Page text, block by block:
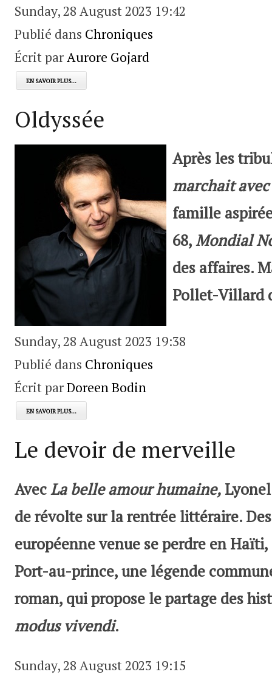
Sunday, 28 August 2023 19:42
Publié dans Chroniques
Écrit par Aurore Gojard
EN SAVOIR PLUS...
Oldyssée
Après les
marchait
famille
68,Mondial
des affaires.
Pollet-Villard
Sunday, 28 August 2023 19:38
Publié dans Chroniques
Écrit parDoreen Bodin
EN SAVOIR PLUS...
Le devoir de merveille
Avec La belle amour humaine,
de révolte sur la rentrée littéraire.
européenne venue se perdre en
Port-au-prince, une légende
roman, qui propose le partage des
modus vivendi.
Sunday, 28 August 2023 19:15